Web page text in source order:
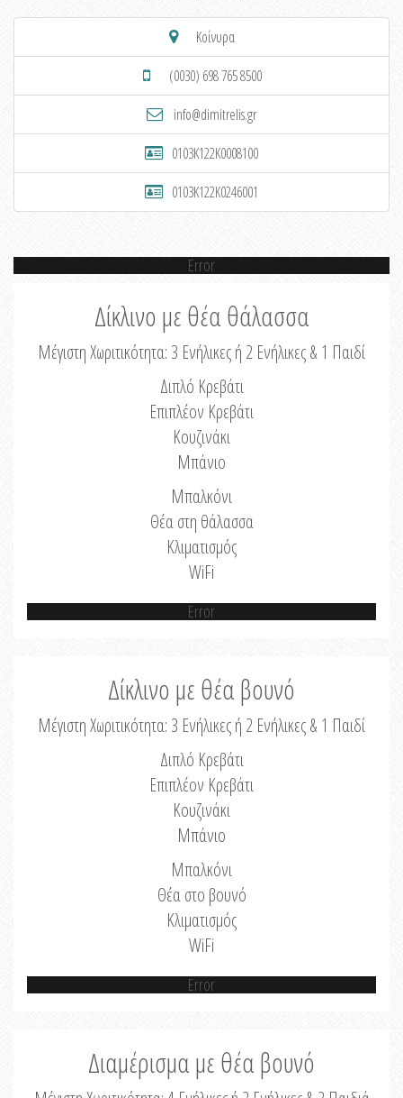
Κοίνυρα
(0030) 698 765 8500
info@dimitrelis.gr
0103K122K0008100
0103K122K0246001
Error
Δίκλινο με θέα θάλασσα
Μέγιστη Χωριτικότητα: 3 Ενήλικες ή 2 Ενήλικες & 1 Παιδί
Διπλό Κρεβάτι
Επιπλέον Κρεβάτι
Κουζινάκι
Μπάνιο
Μπαλκόνι
Θέα στη θάλασσα
Κλιματισμός
WiFi
Error
Δίκλινο με θέα βουνό
Μέγιστη Χωριτικότητα: 3 Ενήλικες ή 2 Ενήλικες & 1 Παιδί
Διπλό Κρεβάτι
Επιπλέον Κρεβάτι
Κουζινάκι
Μπάνιο
Μπαλκόνι
Θέα στο βουνό
Κλιματισμός
WiFi
Error
Διαμέρισμα με θέα βουνό